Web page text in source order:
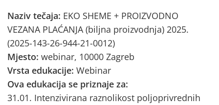
Naziv tečaja: EKO SHEME + PROIZVODNO
VEZANA PLAĆANJA (biljna proizvodnja) 2025.
(2025-143-26-944-21-0012)
Mjesto: webinar, 10000 Zagreb
Vrsta edukacije: Webinar
Ova edukacija se priznaje za:
31.01. Intenzivirana raznolikost poljoprivrednih